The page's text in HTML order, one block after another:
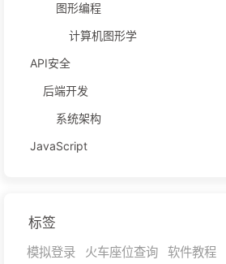
图形编程
计算机图形学
API安全
后端开发
系统架构
JavaScript
标签
模拟登录 火车座位查询 软件教程